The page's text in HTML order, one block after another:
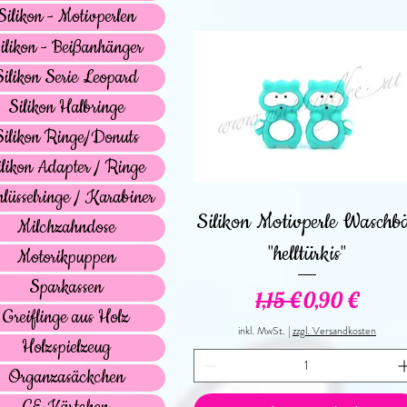
Schnellansicht
Silikon Motivperle
"helltürkis"
Standardpreis
1,15 €Sale-Preis
0,90 €
inkl. MwSt. |zzgl. Versandkosten
- Motivperlen
- Beißanhänger
Serie Leopard
Silikon Halbringe
Ringe/Donuts
Adapter / Ringe
/ Karabiner
Milchzahndose
Motorikpuppen
Sparkassen
Greiflinge aus Holz
Holzspielzeug
Organzasäckchen